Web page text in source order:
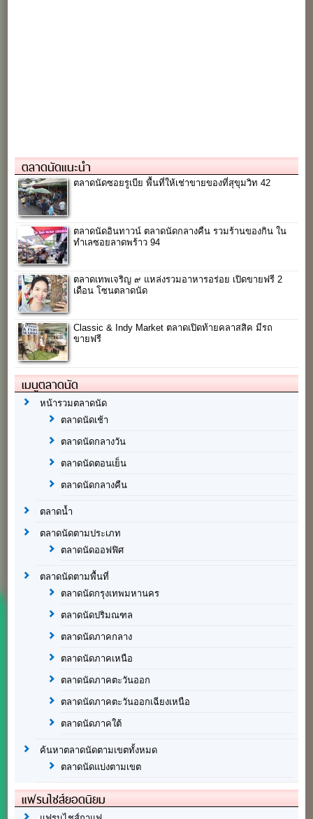
ตลาดนัดแนะนำ
ตลาดนัดซอยรูเบีย พื้นที่ให้เช่าขายของที่สุขุมวิท 42
ตลาดนัดอินทาวน์ ตลาดนัดกลางคืน รวมร้านของกิน ใน
ทำเลซอยลาดพร้าว 94
ตลาดเทพเจริญ ๙ แหล่งรวมอาหารอร่อย เปิดขายฟรี 2
เดือน โซนตลาดนัด
Classic & Indy Market ตลาดเปิดท้ายคลาสสิค มีรถ
ขายฟรี
เมนูตลาดนัด
หน้ารวมตลาดนัด
ตลาดนัดเช้า
ตลาดนัดกลางวัน
ตลาดนัดตอนเย็น
ตลาดนัดกลางคืน
ตลาดน้ำ
ตลาดนัดตามประเภท
ตลาดนัดออฟฟิศ
ตลาดนัดตามพื้นที่
ตลาดนัดกรุงเทพมหานคร
ตลาดนัดปริมณฑล
ตลาดนัดภาคกลาง
ตลาดนัดภาคเหนือ
ตลาดนัดภาคตะวันออก
ตลาดนัดภาคตะวันออกเฉียงเหนือ
ตลาดนัดภาคใต้
ค้นหาตลาดนัดตามเขตทั้งหมด
ตลาดนัดแบ่งตามเขต
แฟรนไชส์ยอดนิยม